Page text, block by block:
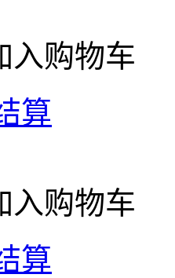
入购物车
算
入购物车
算